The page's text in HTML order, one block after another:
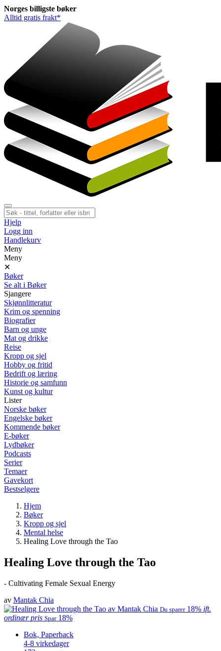
Norges billigste bøker
Alltid gratis frakt*
Hjelp
Logg inn
Handlekurv
Meny
Meny
✕
Bøker
Se alt i Bøker
Sjangere
Skjønnlitteratur
Krim og spenning
Biografier
Barn og unge
Mat og drikke
Reise
Kropp og sjel
Hobby og fritid
Bedrift og læring
Historie og samfunn
Kunst og kultur
Lister
Norske bøker
Engelske bøker
Kommende bøker
E-bøker
Lydbøker
Podcasts
Serier
Temaer
Gavekort
Bestselgere
Hjem
Bøker
Kropp og sjel
Mental helse
Healing Love through the Tao
Healing Love through the Tao
- Cultivating Female Sexual Energy
av Mantak Chia
Du sparer 18% ift.
ordinær pris Spar 18%
Bok, Paperback
4-8 virkedager